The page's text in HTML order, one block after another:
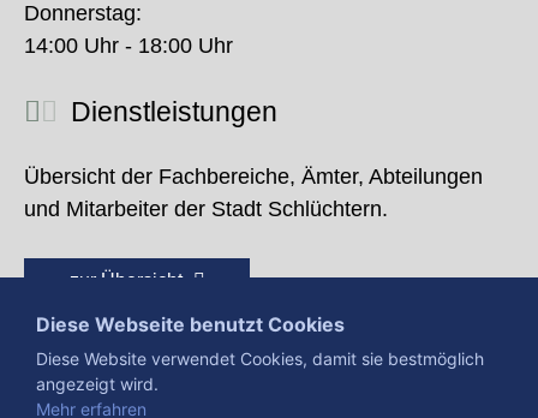
Donnerstag:
14:00 Uhr - 18:00 Uhr
Dienstleistungen
Übersicht der Fachbereiche, Ämter, Abteilungen
und Mitarbeiter der Stadt Schlüchtern.
zur Übersicht
Diese Webseite benutzt Cookies
Diese Website verwendet Cookies, damit sie bestmöglich
angezeigt wird.
Mehr erfahren